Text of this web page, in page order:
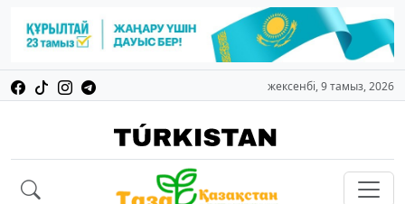
жексенбі, 9 тамыз, 2026